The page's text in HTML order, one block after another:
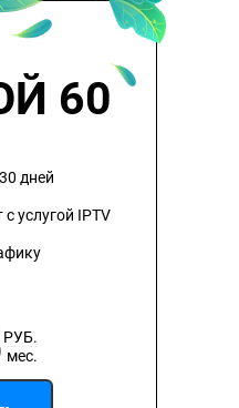
60
дней
услугой IPTV
РУБ.
мес.